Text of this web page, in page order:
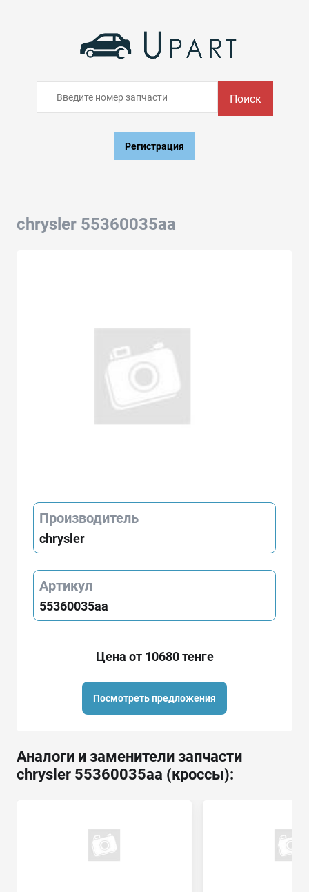
Поиск
Регистрация
chrysler 55360035aa
Производитель
chrysler
Артикул
55360035aa
Цена от 10680 тенге
Посмотреть предложения
Аналоги и заменители запчасти
chrysler 55360035aa (кроссы):